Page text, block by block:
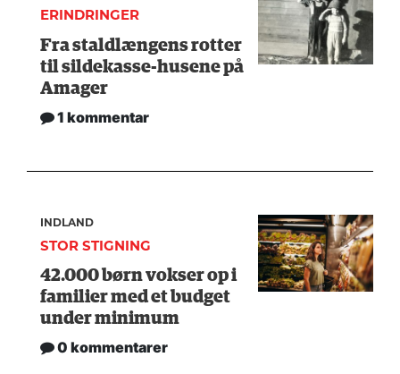
ERINDRINGER
Fra staldlængens rotter
til sildekasse-husene på
Amager
1 kommentar
INDLAND
STOR STIGNING
42.000 børn vokser op i
familier med et budget
under minimum
0 kommentarer